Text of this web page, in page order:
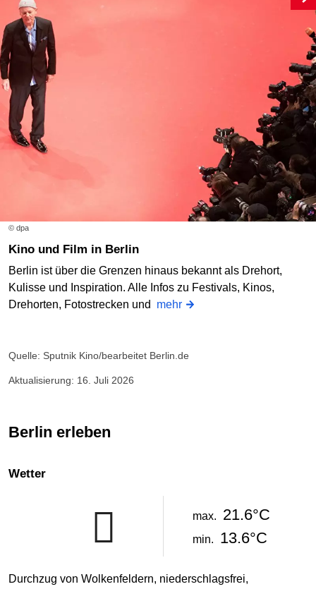
© dpa
Kino und Film in Berlin
Berlin ist über die Grenzen hinaus bekannt als Drehort,
Kulisse und Inspiration. Alle Infos zu Festivals, Kinos,
Drehorten, Fotostrecken und mehr
Quelle: Sputnik Kino/bearbeitet Berlin.de
Aktualisierung: 16. Juli 2026
Berlin erleben
Wetter
max. 21.6°C
min. 13.6°C
Durchzug von Wolkenfeldern, niederschlagsfrei,